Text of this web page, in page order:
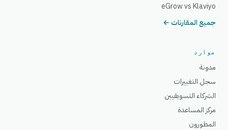
eGrow vs Klaviyo
جميع المقارنات ←
موارد
مدونة
سجل التغييرات
الشركاء التسويقيين
مركز المساعدة
المطورون